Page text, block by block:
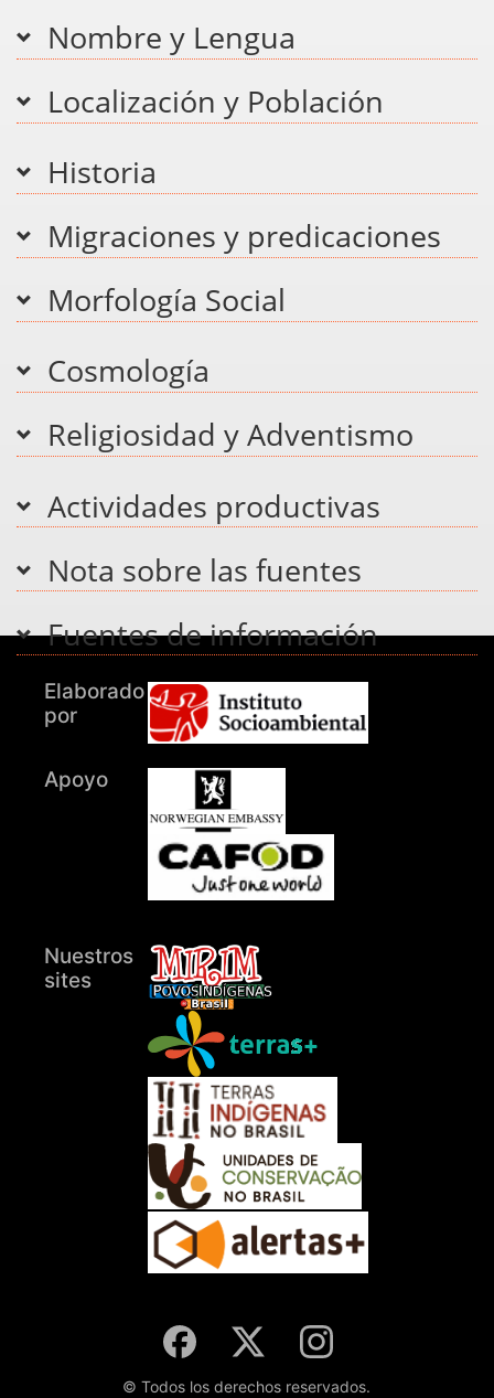
Nombre y Lengua
Localización y Población
Historia
Migraciones y predicaciones
Morfología Social
Cosmología
Religiosidad y Adventismo
Actividades productivas
Nota sobre las fuentes
Fuentes de información